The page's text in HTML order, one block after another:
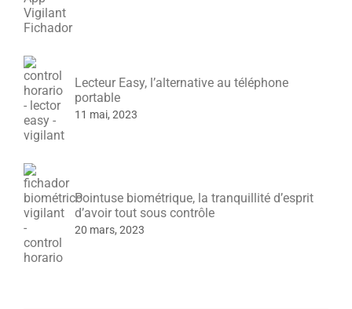
Lecteur Easy, l’alternative au téléphone
portable
11 mai, 2023
Pointuse biométrique, la tranquillité d’esprit
d’avoir tout sous contrôle
20 mars, 2023